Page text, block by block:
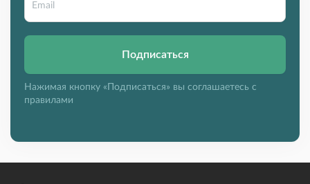
Подписаться
Нажимая кнопку «Подписаться» вы соглашаетесь с
правилами